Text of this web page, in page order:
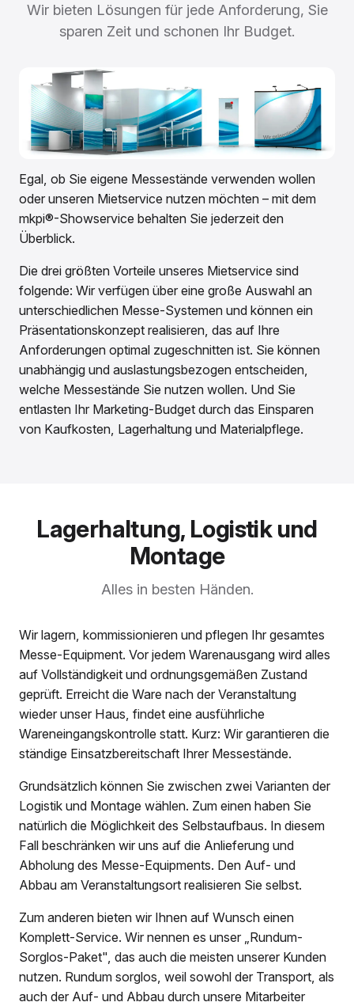
Wir bieten Lösungen für jede Anforderung, Sie
sparen Zeit und schonen Ihr Budget.
Egal, ob Sie eigene Messestände verwenden wollen
oder unseren Mietservice nutzen möchten – mit dem
mkpi®-Showservice behalten Sie jederzeit den
Überblick.
Die drei größten Vorteile unseres Mietservice sind
folgende: Wir verfügen über eine große Auswahl an
unterschiedlichen Messe-Systemen und können ein
Präsentationskonzept realisieren, das auf Ihre
Anforderungen optimal zugeschnitten ist. Sie können
unabhängig und auslastungsbezogen entscheiden,
welche Messestände Sie nutzen wollen. Und Sie
entlasten Ihr Marketing-Budget durch das Einsparen
von Kaufkosten, Lagerhaltung und Materialpflege.
Lagerhaltung, Logistik und
Montage
Alles in besten Händen.
Wir lagern, kommissionieren und pflegen Ihr gesamtes
Messe-Equipment. Vor jedem Warenausgang wird alles
auf Vollständigkeit und ordnungsgemäßen Zustand
geprüft. Erreicht die Ware nach der Veranstaltung
wieder unser Haus, findet eine ausführliche
Wareneingangskontrolle statt. Kurz: Wir garantieren die
ständige Einsatzbereitschaft Ihrer Messestände.
Grundsätzlich können Sie zwischen zwei Varianten der
Logistik und Montage wählen. Zum einen haben Sie
natürlich die Möglichkeit des Selbstaufbaus. In diesem
Fall beschränken wir uns auf die Anlieferung und
Abholung des Messe-Equipments. Den Auf- und
Abbau am Veranstaltungsort realisieren Sie selbst.
Zum anderen bieten wir Ihnen auf Wunsch einen
Komplett-Service. Wir nennen es unser „Rundum-
Sorglos-Paket", das auch die meisten unserer Kunden
nutzen. Rundum sorglos, weil sowohl der Transport, als
auch der Auf- und Abbau durch unsere Mitarbeiter